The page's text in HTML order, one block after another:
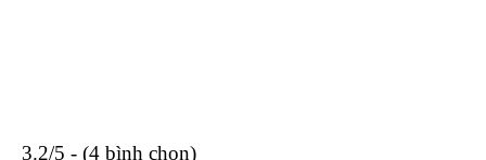
3.2/5 - (4 bình chọn)